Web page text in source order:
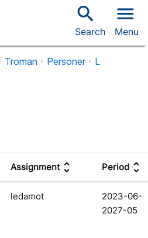
search
Search
menu
Menu
Troman Personer L
Assignmentunfold_more Period unfold_more
ledamot
2023-06-
2027-05